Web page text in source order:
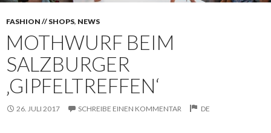
FASHION // SHOPS, NEWS
MOTHWURF BEIM
SALZBURGER
‚GIPFELTREFFEN‘
26. JULI 2017 SCHREIBE EINEN KOMMENTAR DE